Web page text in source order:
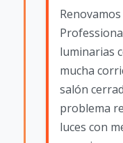
luminarias
mucha
salón
problema
luces con